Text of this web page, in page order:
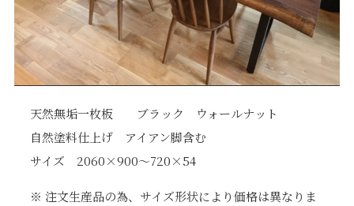
天然無垢一枚板 ブラック ウォールナット
自然塗料仕上げ アイアン脚含む
サイズ 2060×900～720×54
※ 注文生産品の為、サイズ形状により価格は異なりま